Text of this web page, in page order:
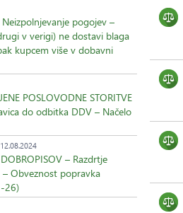
Neizpolnjevanje pogojev –
v verigi) ne dostavi blaga
kupcem više v dobavni
POSLOVODNE STORITVE
do odbitka DDV – Načelo
DOBROPISOV – Razdrtje
Obveznost popravka
26)